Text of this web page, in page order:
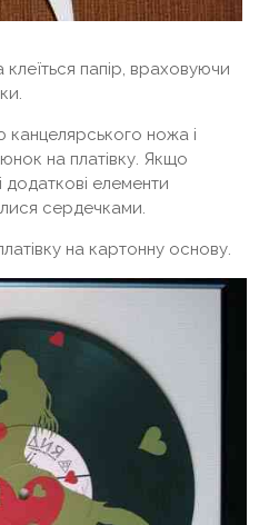
папір, враховуючи
ножа і
на платівку. Якщо
додаткові елементи
сердечками.
на картонну основу.